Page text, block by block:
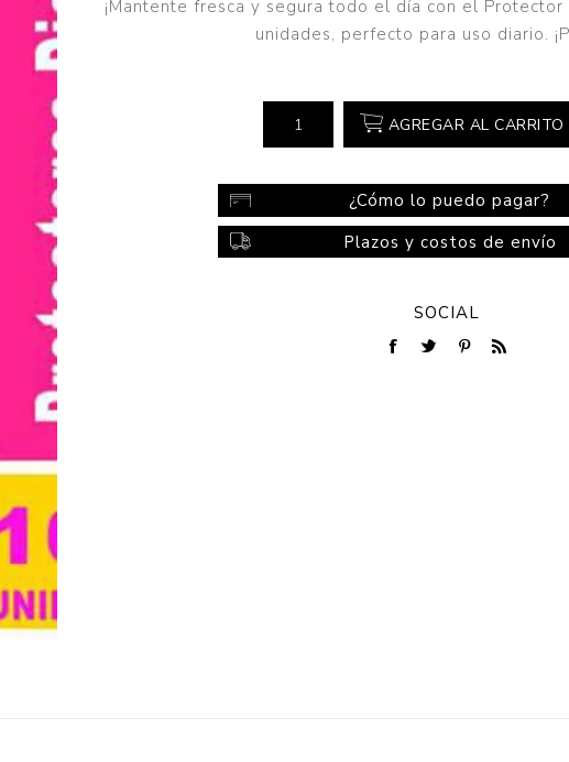
Color
Colonias y Perfumes
Higiene
Accesorios
Accesorios Cuidado del
¡Mantente fresca y segura todo el día con el
unidades, perfecto para uso diario.
AGREGAR AL CARRITO
¿Cómo lo puedo pagar?
Plazos y costos de envío
SOCIAL